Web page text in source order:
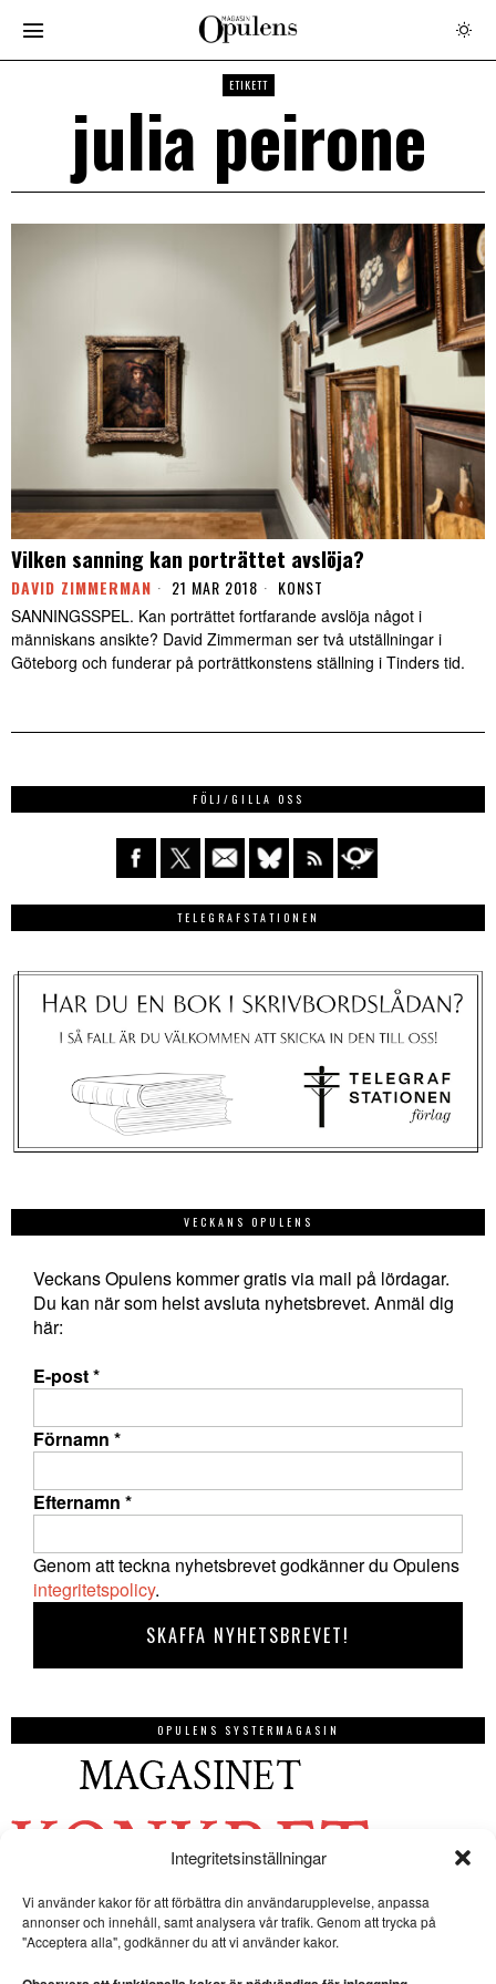
Integritetsinställningar
Vi använder kakor för att förbättra din användarupplevelse, anpassa
annonser och innehåll, samt analysera vår trafik. Genom att trycka på
"Acceptera alla", godkänner du att vi använder kakor.
ETIKETT
julia peirone
Vilken sanning kan porträttet avslöja?
DAVID ZIMMERMAN 21 MAR 2018 KONST
SANNINGSSPEL. Kan porträttet fortfarande avslöja något i
människans ansikte? David Zimmerman ser två utställningar i
Göteborg och funderar på porträttkonstens ställning i Tinders tid.
FÖLJ/GILLA OSS
TELEGRAFSTATIONEN
VECKANS OPULENS
Veckans Opulens kommer gratis via mail på lördagar.
Du kan när som helst avsluta nyhetsbrevet. Anmäl dig
här:
E-post*
Förnamn *
Efternamn *
Genom att teckna nyhetsbrevet godkänner du Opulens
integritetspolicy.
OPULENS SYSTERMAGASIN